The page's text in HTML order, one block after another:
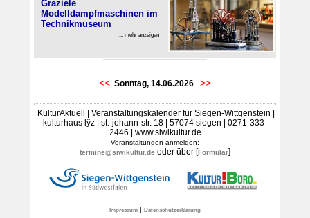
Graziele
Modelldampfmaschinen im
Technikmuseum
... mehr anzeigen
<< Sonntag, 14.06.2026 >>
KulturAktuell | Veranstaltungskalender für Siegen-Wittgenstein |
kulturhaus lÿz | st.-johann-str. 18 | 57074 siegen | 0271-333-
2446 | www.siwikultur.de
Veranstaltungen anmelden:
termine@siwikultur.de oder über [Formular]
Impressum | Datenschutzerklärung